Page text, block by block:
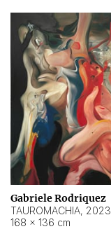
Gabriele Rodriquez
TAUROMACHIA, 2023
168 × 136 cm